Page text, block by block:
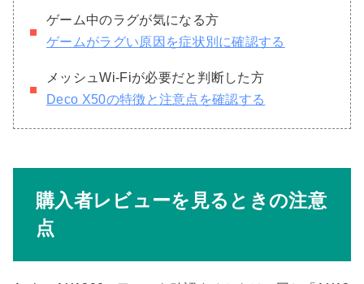
ゲーム中のラグが気になる方
ゲームがラグい原因を症状別に確認する
メッシュWi-Fiが必要だと判断した方
Deco X50の特徴と注意点を確認する
購入者レビューを見るときの注意
点